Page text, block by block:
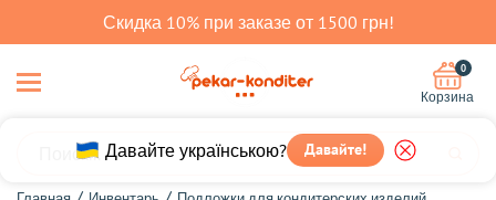
Скидка 10% при заказе от 1500 грн!
Давайте українською? Давайте!
0
Корзина